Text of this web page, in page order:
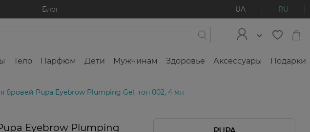
Блог UA RU
Тело Парфюм Дети Мужчинам Здоровье Аксессуары Подарки
бровей Pupa Eyebrow Plumping Gel, тон 002, 4 мл
Eyebrow Plumping